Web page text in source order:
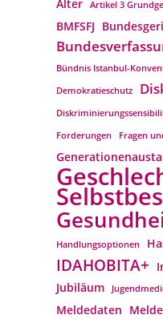
Alter Artikel 3
BMFSFJ
Bündnis Istanbul-
Demokratieschutz
Forderungen Fragen
Handlungsoptionen
IDAHOBITA+
Jubiläum
Meldedaten